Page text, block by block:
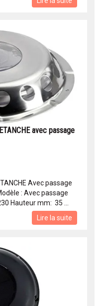
avec passage
Avec passage
: Avec passage
Hauteur mm: 35 ...
Lire la suite